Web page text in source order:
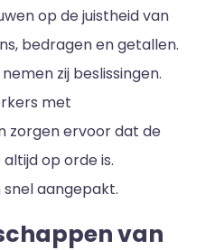
op de juistheid van
bedragen en getallen.
zij beslissingen.
met
zorgen ervoor dat de
op orde is.
aangepakt.
van